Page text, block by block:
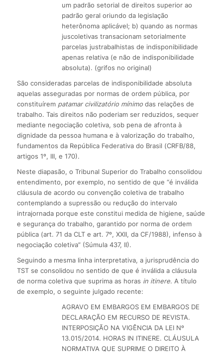
um padrão setorial de direitos superior ao
padrão geral oriundo da legislação
heterônoma aplicável; b) quando as normas
juscoletivas transacionam setorialmente
parcelas justrabalhistas de indisponibilidade
apenas relativa (e não de indisponibilidade
absoluta). (grifos no original)
São consideradas parcelas de indisponibilidade absoluta
aquelas asseguradas por normas de ordem pública, por
constituírem patamar civilizatório mínimodas relações de
trabalho. Tais direitos não poderiam ser reduzidos, sequer
mediante negociação coletiva, sob pena de afronta à
dignidade da pessoa humana e à valorização do trabalho,
fundamentos da República Federativa do Brasil (CRFB/88,
artigos 1º, III, e 170).
Neste diapasão, o Tribunal Superior do Trabalho consolidou
entendimento, por exemplo, no sentido de que “é inválida
cláusula de acordo ou convenção coletiva de trabalho
contemplando a supressão ou redução do intervalo
intrajornada porque este constitui medida de higiene, saúde
e segurança do trabalho, garantido por norma de ordem
pública (art. 71 da CLT e art. 7º, XXII, da CF/1988), infenso à
negociação coletiva” (Súmula 437, II).
Seguindo a mesma linha interpretativa, a jurisprudência do
TST se consolidou no sentido de que é inválida a cláusula
de norma coletiva que suprima as horas in itinere. A título
de exemplo, o seguinte julgado recente:
AGRAVO EM EMBARGOS EM EMBARGOS DE
DECLARAÇÃO EM RECURSO DE REVISTA.
INTERPOSIÇÃO NA VIGÊNCIA DA LEI Nº
13.015/2014. HORAS IN ITINERE. CLÁUSULA
NORMATIVA QUE SUPRIME O DIREITO À